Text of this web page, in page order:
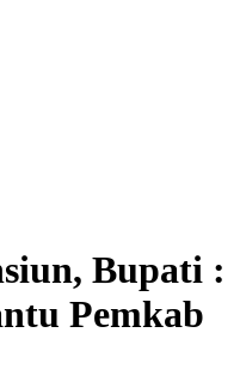
Bupati :
Pemkab